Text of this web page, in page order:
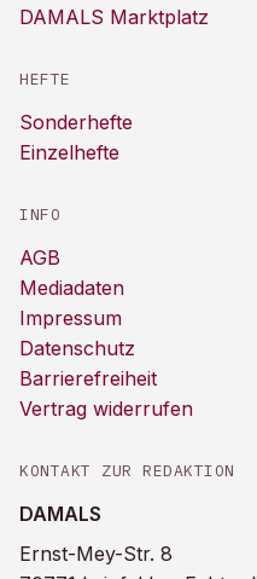
DAMALS Marktplatz
HEFTE
Sonderhefte
Einzelhefte
INFO
AGB
Mediadaten
Impressum
Datenschutz
Barrierefreiheit
Vertrag widerrufen
KONTAKT ZUR REDAKTION
DAMALS
Ernst-Mey-Str. 8